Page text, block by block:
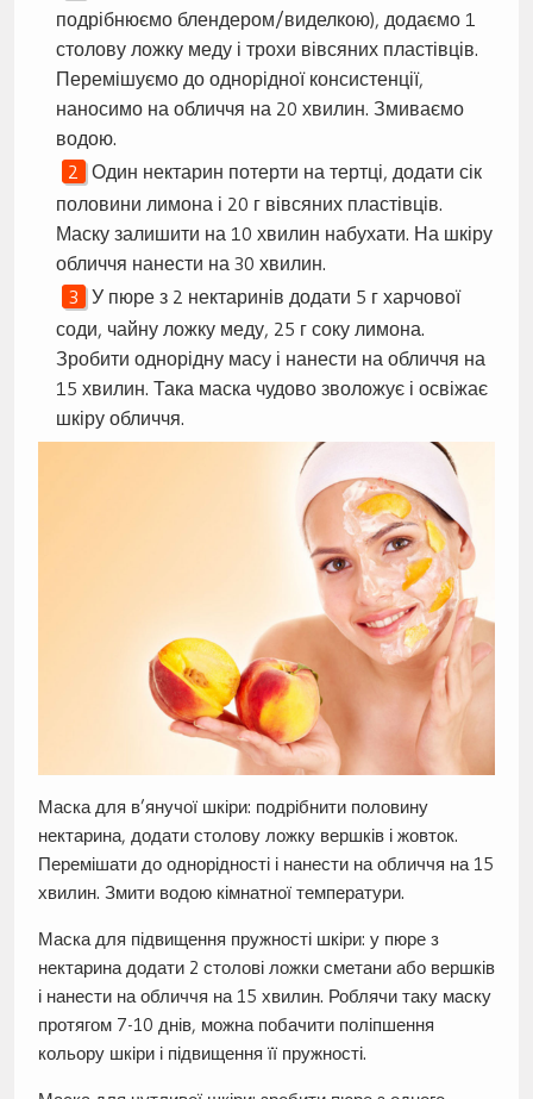
подрібнюємо блендером/виделкою), додаємо 1
столову ложку меду і трохи вівсяних пластівців.
Перемішуємо до однорідної консистенції,
наносимо на обличчя на 20 хвилин. Змиваємо
водою.
Один нектарин потерти на тертці, додати сік
половини лимона і 20 г вівсяних пластівців.
Маску залишити на 10 хвилин набухати. На шкіру
обличчя нанести на 30 хвилин.
У пюре з 2 нектаринів додати 5 г харчової
соди, чайну ложку меду, 25 г соку лимона.
Зробити однорідну масу і нанести на обличчя на
15 хвилин. Така маска чудово зволожує і освіжає
шкіру обличчя.
Маска для в’янучої шкіри: подрібнити половину
нектарина, додати столову ложку вершків і жовток.
Перемішати до однорідності і нанести на обличчя на 15
хвилин. Змити водою кімнатної температури.
Маска для підвищення пружності шкіри: у пюре з
нектарина додати 2 столові ложки сметани або вершків
і нанести на обличчя на 15 хвилин. Роблячи таку маску
протягом 7-10 днів, можна побачити поліпшення
кольору шкіри і підвищення її пружності.